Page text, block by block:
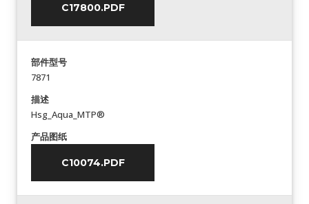
C17800.PDF
部件型号
7871
描述
Hsg_Aqua_MTP®
产品图纸
C10074.PDF